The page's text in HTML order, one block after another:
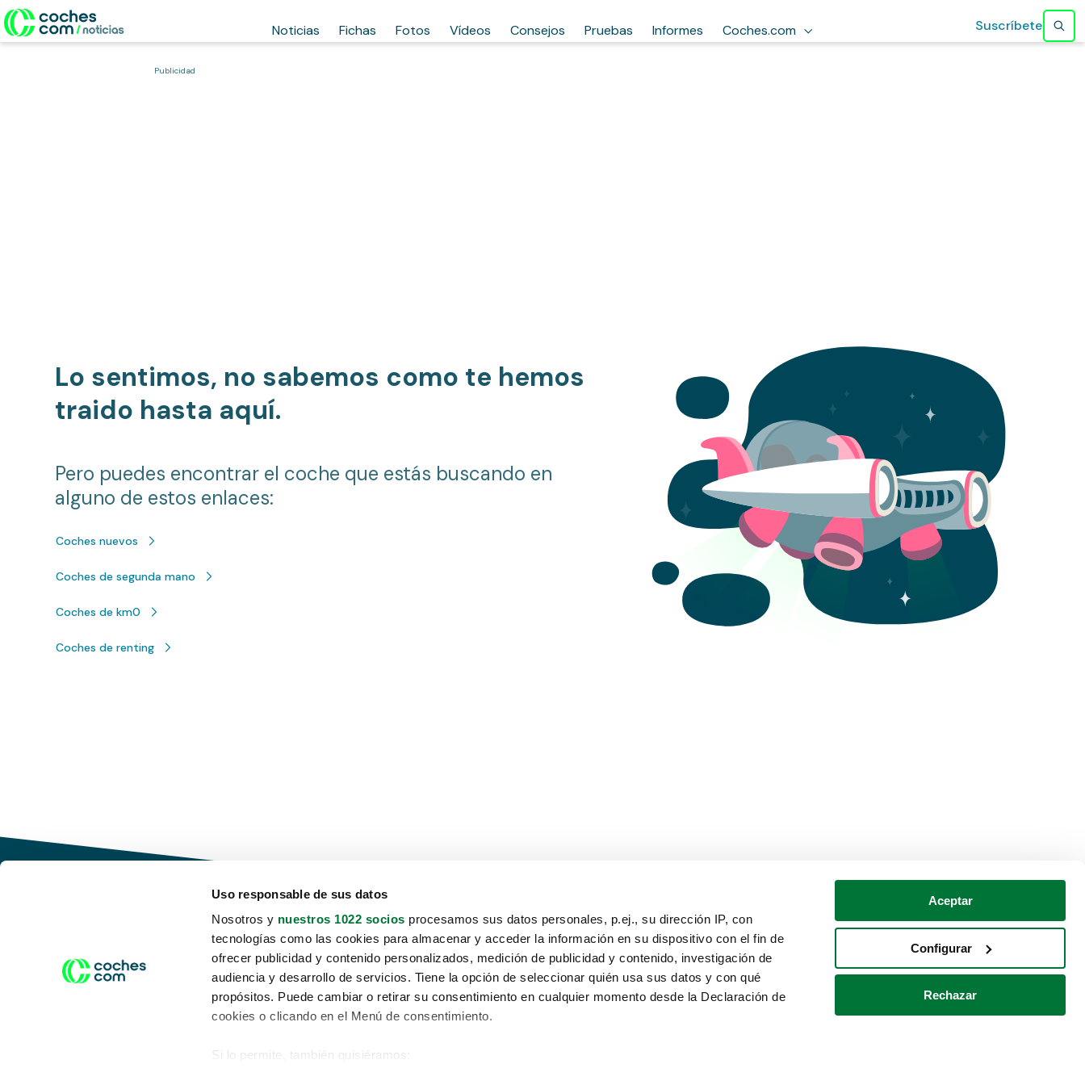
Uso responsable de sus datos
Nosotros y nuestros 1022 socios procesamos sus datos personales, p.ej., su dirección IP, con
tecnologías como las cookies para almacenar y acceder la información en su dispositivo con el fin de
ofrecer publicidad y contenido personalizados, medición de publicidad y contenido, investigación de
audiencia y desarrollo de servicios. Tiene la opción de seleccionar quién usa sus datos y con qué
propósitos. Puede cambiar o retirar su consentimiento en cualquier momento desde la Declaración de
cookies o clicando en el Menú de consentimiento.
Si lo permite, también quisiéramos:
Aceptar
Configurar
Rechazar
Noticias Fichas Fotos Vídeos Consejos Pruebas Informes Coches.com Suscríbete
Publicidad
Lo sentimos, no sabemos como te hemos
traido hasta aquí.
Pero puedes encontrar el coche que estás buscando en
alguno de estos enlaces:
Coches nuevos
Coches de segunda mano
Coches de km0
Coches de renting
Conduce tu futuro,
desata tu movilidad